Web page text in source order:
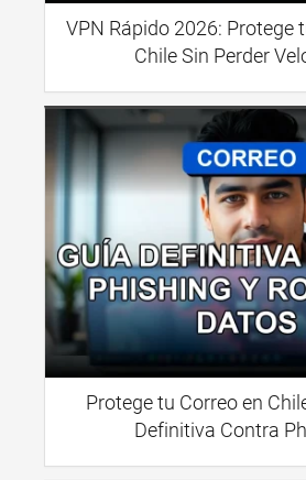
VPN Rápido 2026: Protege
Chile Sin Perder
Protege tu Correo en
Definitiva Contra